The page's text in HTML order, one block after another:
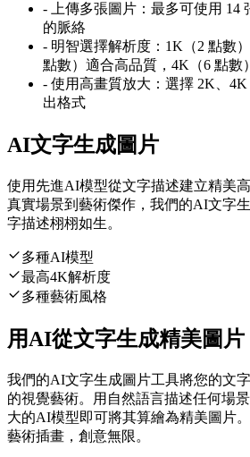
-
上傳多張圖片：最多可使用 14
的脈絡
- 明智選擇解析度：1K（2 點數
點數）適合高品質，4K（6 點數
- 使用高畫質放大：選擇 2K、
出格式
AI文字生成圖片
使用先進AI模型從文字描述建立精美
真實場景到藝術傑作，我們的AI文字
字描述栩栩如生。
多種AI模型
最高4K解析度
多種藝術風格
用AI從文字生成精美圖片
我們的AI文字生成圖片工具將您的文
的視覺藝術。用自然語言描述任何場
大的AI模型即可將其算繪為精美圖片
藝術插畫，創意無限。